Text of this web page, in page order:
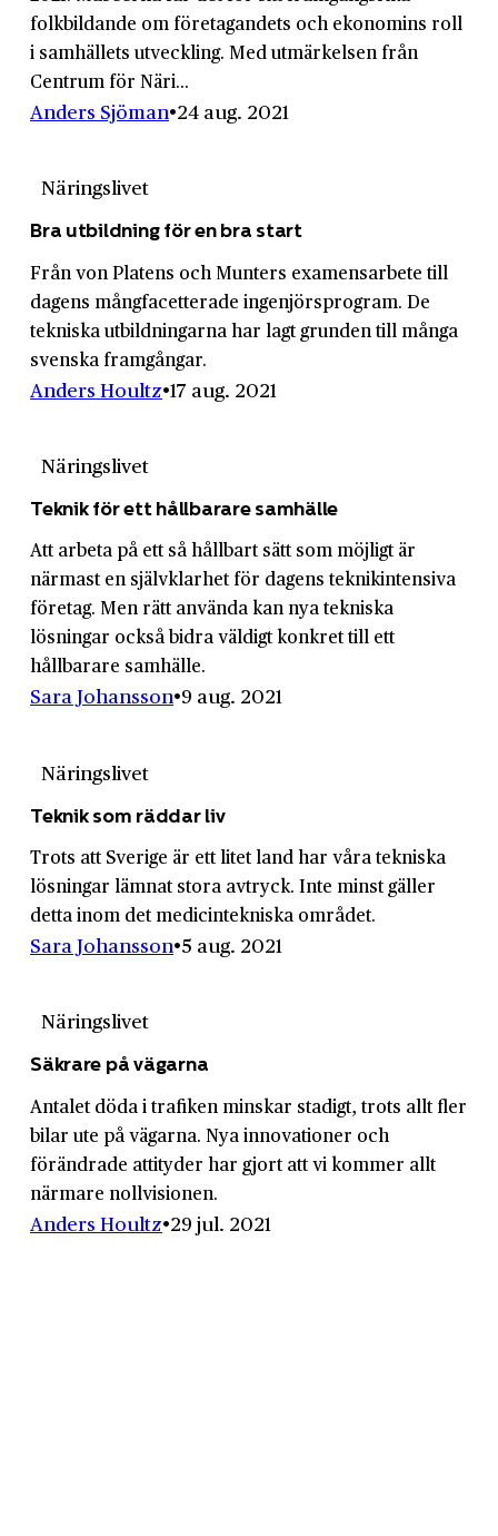
folkbildande om företagandets och ekonomins roll
i samhällets utveckling. Med utmärkelsen från
Centrum för Näri...
Anders Sjöman 24 aug. 2021
Näringslivet
Bra utbildning för en bra start
Från von Platens och Munters examensarbete till
dagens mångfacetterade ingenjörsprogram. De
tekniska utbildningarna har lagt grunden till många
svenska framgångar.
Anders Houltz 17 aug. 2021
Näringslivet
Teknik för ett hållbarare samhälle
Att arbeta på ett så hållbart sätt som möjligt är
närmast en självklarhet för dagens teknikintensiva
företag. Men rätt använda kan nya tekniska
lösningar också bidra väldigt konkret till ett
hållbarare samhälle.
Sara Johansson 9 aug. 2021
Näringslivet
Teknik som räddar liv
Trots att Sverige är ett litet land har våra tekniska
lösningar lämnat stora avtryck. Inte minst gäller
detta inom det medicintekniska området.
Sara Johansson 5 aug. 2021
Näringslivet
Säkrare på vägarna
Antalet döda i trafiken minskar stadigt, trots allt fler
bilar ute på vägarna. Nya innovationer och
förändrade attityder har gjort att vi kommer allt
närmare nollvisionen.
Anders Houltz 29 jul. 2021